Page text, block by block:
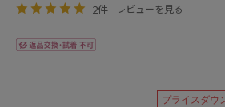
2件 レビューを見る
プライスダウ